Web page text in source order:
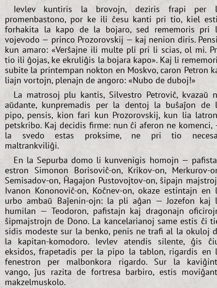
Ievlev kuntiris la brovojn, deziris frapi per
promenbastono, por ke ili ĉesu kanti pri tio, kiel
forhakita la kapo de la bojaro, sed rememoris pri
vojevodo — princo Prozorovskij — kaj nenion diris.
kun amaro: «Verŝajne ili multe pli pri li scias, ol mi.
tio ili ĝojas, ke ekruliĝis la bojara kapo». Kaj li
subite la printempan nokton en Moskvo, caron Petron
liajn vortojn, plenajn de angoro: «Nubo de duboj!»
La matrosoj plu kantis, Silvestro Petroviĉ, kvazaŭ
aŭdante, kunpremadis per la dentoj la buŝaĵon de
pipo, pensis, kion fari kun Prozorovskij, kun lia
petskribo. Kaj decidis firme: nun ĉi aferon ne komenci,
la svedo estas proksime, ne pri tio
maltrankviliĝi.
En la Sepurba domo li kunvenigis homojn —
estron Simonon Borisoviĉ-on, Krikov-on, Merkurov-
Semisadov-on, Ĥagajon Pustovojtov-on, ŝipajn
Ivanon Kononoviĉ-on, Koĉnev-on, okaze estintajn en
urbo ambaŭ Baĵenin-ojn: la pli aĝan — Jozefon kaj
humilan — Teodoron, pafistajn kaj dragonajn
ŝipmajstrojn de Dono. La kancelarianoj same estis ĉi
sidis modeste sur la benko, penis ne trafi al la okuloj
la kapitan-komodoro. Ievlev atendis silente, ĝis
eksidos, frapetadis per la pipo la tablon, rigardis en
fenestron per malbonkora rigardo. Sur la
vango, ĵus razita de fortresa barbiro, estis
makzelmuskolo.